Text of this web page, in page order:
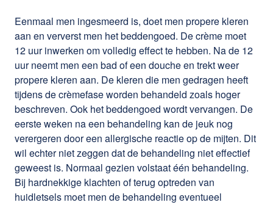
Eenmaal men ingesmeerd is, doet men propere kleren
aan en ververst men het beddengoed. De crème moet
12 uur inwerken om volledig effect te hebben. Na de 12
uur neemt men een bad of een douche en trekt weer
propere kleren aan. De kleren die men gedragen heeft
tijdens de crèmefase worden behandeld zoals hoger
beschreven. Ook het beddengoed wordt vervangen. De
eerste weken na een behandeling kan de jeuk nog
verergeren door een allergische reactie op de mijten. Dit
wil echter niet zeggen dat de behandeling niet effectief
geweest is. Normaal gezien volstaat één behandeling.
Bij hardnekkige klachten of terug optreden van
huidletsels moet men de behandeling eventueel